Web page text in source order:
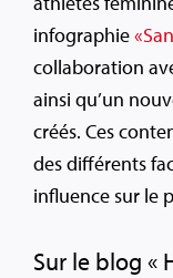
infographie
collaboration
ainsi qu’un
créés. Ces
des différents
influence sur le
Sur le blog «